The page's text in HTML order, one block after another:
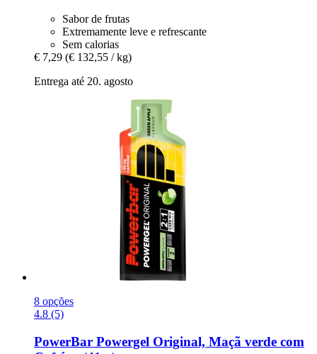
Sabor de frutas
Extremamente leve e refrescante
Sem calorias
€ 7,29 (€ 132,55 / kg)
Entrega até 20. agosto
8 opções
4.8 (5)
PowerBar Powergel Original, Maçã verde com